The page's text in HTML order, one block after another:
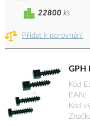
Přidat k porovnání
22800 ks
GPH
Kód
EAN
Kód